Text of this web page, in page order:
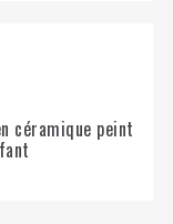
céramique peint